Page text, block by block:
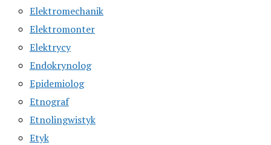
Elektromechanik
Elektromonter
Elektrycy
Endokrynolog
Epidemiolog
Etnograf
Etnolingwistyk
Etyk